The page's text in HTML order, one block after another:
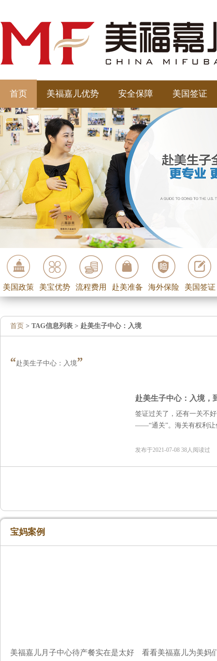
首页 美福嘉儿优势 安全保障 美国签证
美国政策 美宝优势 流程费用 赴美准备 海外保险 美国签证
首页 > TAG信息列表 > 赴美生子中心：入境
“赴美生子中心：入境”
赴美生子中心：入境，
签证过关了，还有一关不
——“通关”。海关有权利让
发布于2021-07-08 38人阅读过
宝妈案例
美福嘉儿月子中心待产餐实在是太好
看看美福嘉儿为美妈